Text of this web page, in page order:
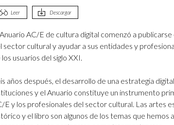
a
de
que
y
Estructura de la dirección
Portal del proveedor
Portal de transparencia
Política de Cumplimiento
Normativo
Memorias de actividad
Boletín digital
día
o por
Calendario
y
Convocatorias
Mapa PICE
Libros digitales
Vídeos
Visitas Virtuales
Interactivos
Recomendamos
Promoción de la
Anuario AC/E de cultura
Institute
Patrimonio inmaterial |
Una ruta por los
nuestro imaginario
Leer Descargar
AC/E de cultura digital comenzó a
sector cultural y ayudar a sus entidades y
los usuarios del siglo XXI.
años después, el desarrollo de una estrategia
y el Anuario constituye un instrumento
E y los profesionales del sector cultural. Las artes
y el libro son algunos de los temas que